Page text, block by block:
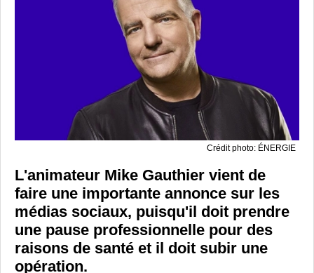
Crédit photo: ÉNERGIE
L'animateur Mike Gauthier vient de
faire une importante annonce sur les
médias sociaux, puisqu'il doit prendre
une pause professionnelle pour des
raisons de santé et il doit subir une
opération.